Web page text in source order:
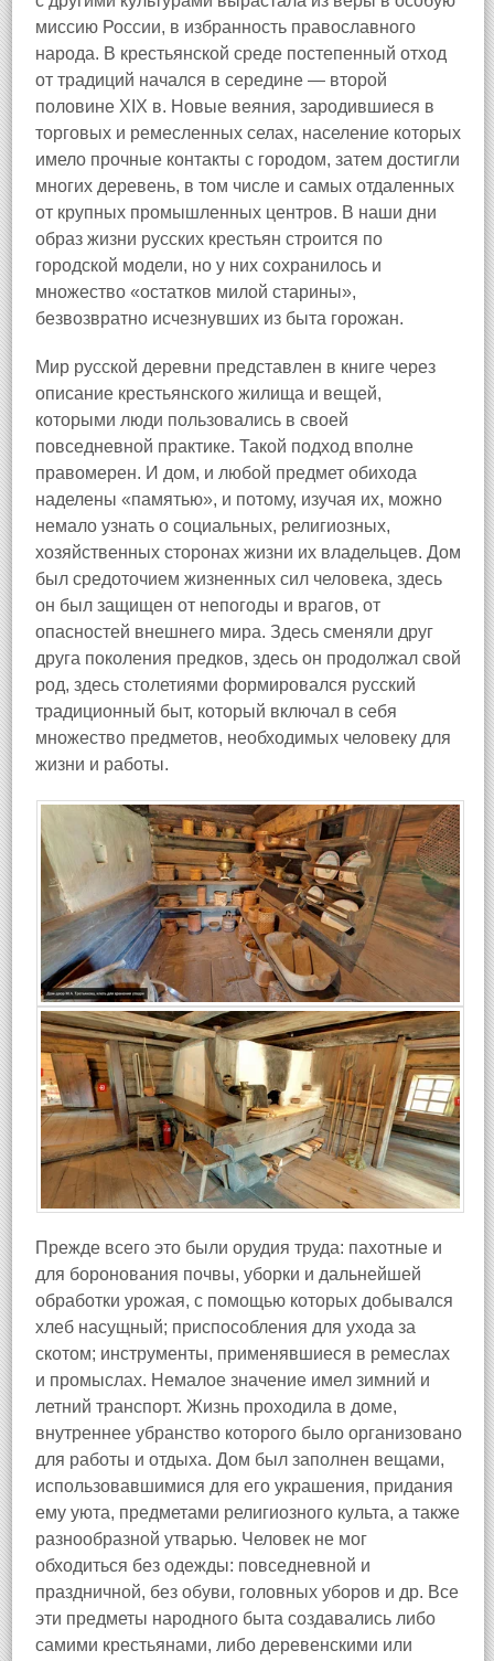
миссию России, в избранность православного
народа. В крестьянской среде постепенный отход
от традиций начался в середине — второй
половине XIX в. Новые веяния, зародившиеся в
торговых и ремесленных селах, население которых
имело прочные контакты с городом, затем достигли
многих деревень, в том числе и самых отдаленных
от крупных промышленных центров. В наши дни
образ жизни русских крестьян строится по
городской модели, но у них сохранилось и
множество «остатков милой старины»,
безвозвратно исчезнувших из быта горожан.
Мир русской деревни представлен в книге через
описание крестьянского жилища и вещей,
которыми люди пользовались в своей
повседневной практике. Такой подход вполне
правомерен. И дом, и любой предмет обихода
наделены «памятью», и потому, изучая их, можно
немало узнать о социальных, религиозных,
хозяйственных сторонах жизни их владельцев. Дом
был средоточием жизненных сил человека, здесь
он был защищен от непогоды и врагов, от
опасностей внешнего мира. Здесь сменяли друг
друга поколения предков, здесь он продолжал свой
род, здесь столетиями формировался русский
традиционный быт, который включал в себя
множество предметов, необходимых человеку для
жизни и работы.
Прежде всего это были орудия труда: пахотные и
для боронования почвы, уборки и дальнейшей
обработки урожая, с помощью которых добывался
хлеб насущный; приспособления для ухода за
скотом; инструменты, применявшиеся в ремеслах
и промыслах. Немалое значение имел зимний и
летний транспорт. Жизнь проходила в доме,
внутреннее убранство которого было организовано
для работы и отдыха. Дом был заполнен вещами,
использовавшимися для его украшения, придания
ему уюта, предметами религиозного культа, а также
разнообразной утварью. Человек не мог
обходиться без одежды: повседневной и
праздничной, без обуви, головных уборов и др. Все
эти предметы народного быта создавались либо
самими крестьянами, либо деревенскими или